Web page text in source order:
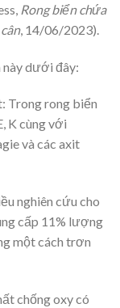
Rong biển chứa
cân, 14/06/2023).
này dưới đây:
Trong rong biển
K cùng với
và các axit
nghiên cứu cho
cấp 11% lượng
một cách trơn
chống oxy có